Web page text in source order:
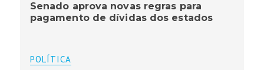
Senado aprova novas regras para
pagamento de dívidas dos estados
POLÍTICA